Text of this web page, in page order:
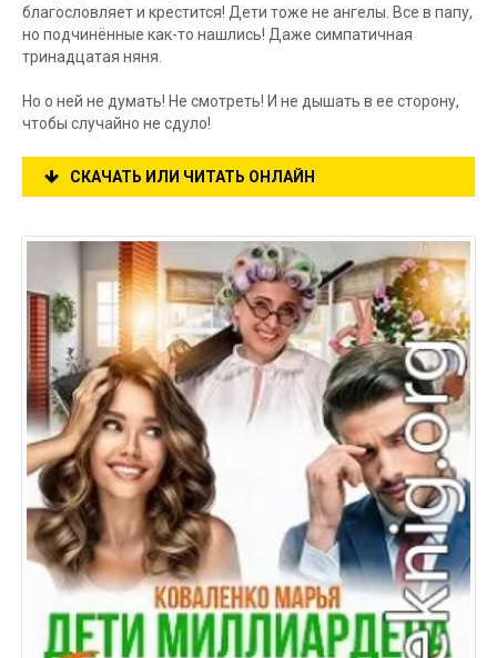
благословляет и крестится! Дети тоже не ангелы. Все в папу,
но подчинённые как-то нашлись! Даже симпатичная
тринадцатая няня.
Но о ней не думать! Не смотреть! И не дышать в ее сторону,
чтобы случайно не сдуло!
СКАЧАТЬ ИЛИ ЧИТАТЬ ОНЛАЙН